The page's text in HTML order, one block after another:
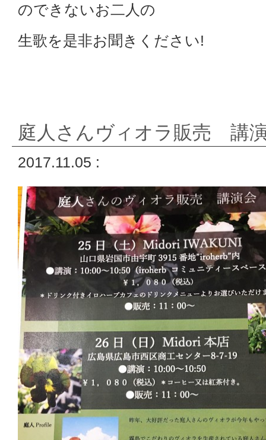
のできないお二人の
生歌を是非お聞きください!
庭人さんヴィオラ販売 講
2017.11.05 :